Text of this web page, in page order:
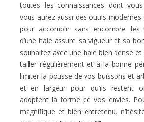
toutes les connaissances dont
vous aurez aussi des outils modernes
pour accomplir sans encombre les
d’une haie assure sa vigueur et sa
souhaitez avec une haie bien dense
tailler régulièrement et à la bonne
limiter la pousse de vos buissons et
et en largeur pour qu’ils restent
adoptent la forme de vos envies.
magnifique et bien entretenu,